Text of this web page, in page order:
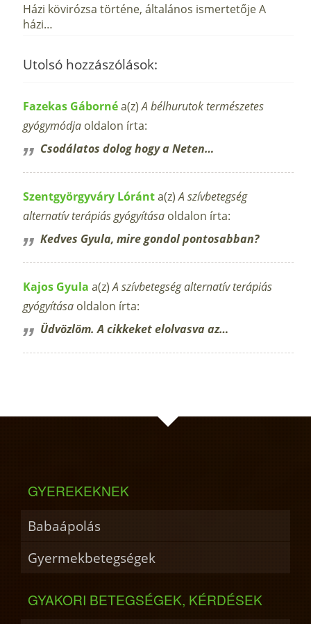
Házi kövirózsa történe, általános ismertetője A
házi…
Utolsó hozzászólások:
Fazekas Gábornéa(z)A bélhurutok természetes
gyógymódja oldalon írta:
Csodálatos dolog hogy a Neten…
Szentgyörgyváry Lóránta(z)A szívbetegség
alternatív terápiás gyógyítása oldalon írta:
Kedves Gyula, mire gondol pontosabban?
Kajos Gyula a(z)A szívbetegség alternatív terápiás
gyógyítása oldalon írta:
Üdvözlöm. A cikkeket elolvasva az…
GYEREKEKNEK
Babaápolás
Gyermekbetegségek
GYAKORI BETEGSÉGEK, KÉRDÉSEK